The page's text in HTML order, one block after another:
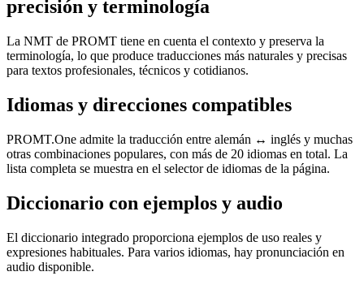
precisión y terminología
La NMT de PROMT tiene en cuenta el contexto y preserva la
terminología, lo que produce traducciones más naturales y precisas
para textos profesionales, técnicos y cotidianos.
Idiomas y direcciones compatibles
PROMT.One admite la traducción entre alemán ↔ inglés y muchas
otras combinaciones populares, con más de 20 idiomas en total. La
lista completa se muestra en el selector de idiomas de la página.
Diccionario con ejemplos y audio
El diccionario integrado proporciona ejemplos de uso reales y
expresiones habituales. Para varios idiomas, hay pronunciación en
audio disponible.